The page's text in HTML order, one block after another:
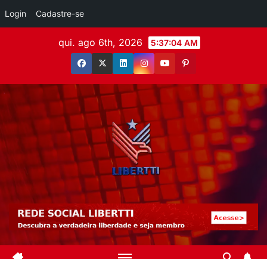
Login Cadastre-se
qui. ago 6th, 2026 5:37:05 AM